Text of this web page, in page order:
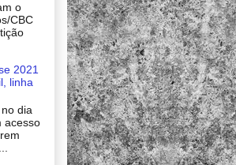
o
CBC
2021
linha
dia
acesso